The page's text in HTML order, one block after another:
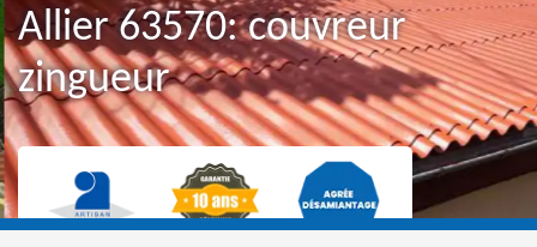
Allier 63570: couvreur
zingueur